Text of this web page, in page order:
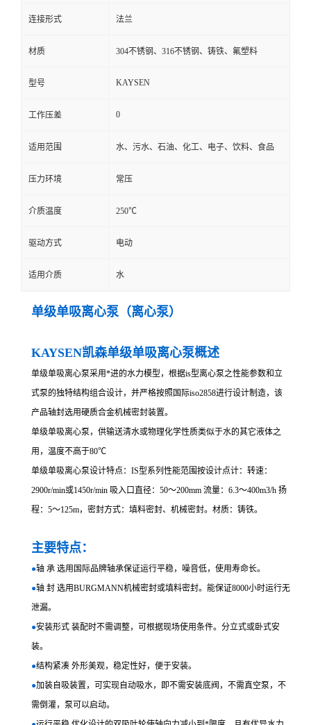
连接形式 法兰
材质 304不锈钢、316不锈钢、铸铁、氟塑料
型号 KAYSEN
工作压差 0
适用范围 水、污水、石油、化工、电子、饮料、食品
压力环境 常压
介质温度 250℃
驱动方式 电动
适用介质 水
单级单吸离心泵（离心泵）
KAYSEN凯森单级单吸离心泵概述
单级单吸离心泵采用*进的水力模型，根据is型离心泵之性能参数和立
式泵的独特结构组合设计，并严格按照国际iso2858进行设计制造，该
产品轴封选用硬质合金机械密封装置。
单级单吸离心泵，供输送清水或物理化学性质类似于水的其它液体之
用，温度不高于80℃
单级单吸离心泵设计特点：IS型系列性能范围按设计点计：转速：
2900r/min或1450r/min 吸入口直径：50～200mm 流量：6.3～400m3/h 扬
程：5～125m，密封方式：填料密封、机械密封。材质：铸铁。
主要特点：
●轴 承 选用国际品牌轴承保证运行平稳，噪音低，使用寿命长。
●轴 封 选用BURGMANN机械密封或填料密封。能保证8000小时运行无
泄漏。
●安装形式 装配时不需调整，可根据现场使用条件。分立式或卧式安
装。
●结构紧凑 外形美观，稳定性好，便于安装。
●加装自吸装置，可实现自动吸水，即不需安装底阀，不需真空泵，不
需倒灌，泵可以启动。